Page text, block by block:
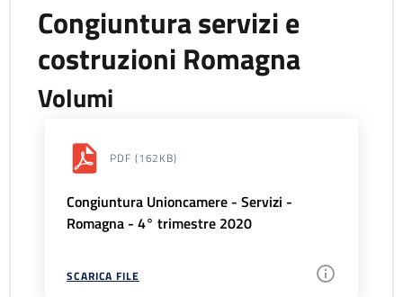
Congiuntura servizi e
costruzioni Romagna
Volumi
PDF (162KB)
Congiuntura Unioncamere - Servizi -
Romagna - 4° trimestre 2020
SCARICA FILE